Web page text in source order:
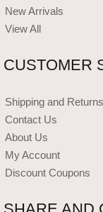
New Arrivals
View All
CUSTOMER
Shipping and Returns
Contact Us
About Us
My Account
Discount Coupons